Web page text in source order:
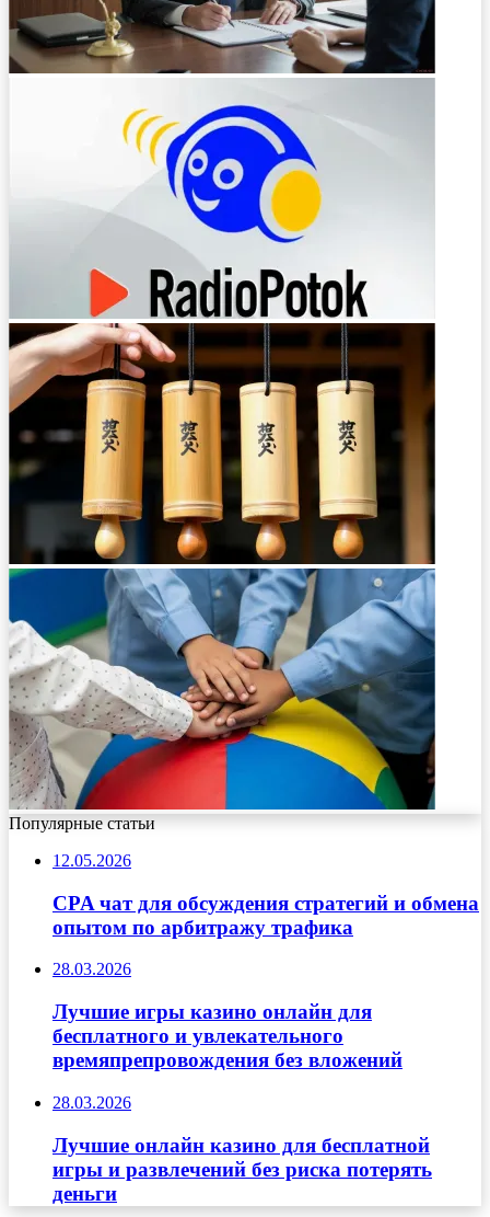
Популярные статьи
12.05.2026
CPA чат для обсуждения стратегий и обмена
опытом по арбитражу трафика
28.03.2026
Лучшие игры казино онлайн для
бесплатного и увлекательного
времяпрепровождения без вложений
28.03.2026
Лучшие онлайн казино для бесплатной
игры и развлечений без риска потерять
деньги